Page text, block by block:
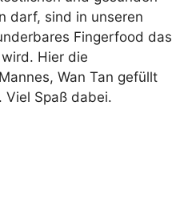
darf, sind in unseren
Fingerfood das
Hier die
Wan Tan gefüllt
Viel Spaß dabei.